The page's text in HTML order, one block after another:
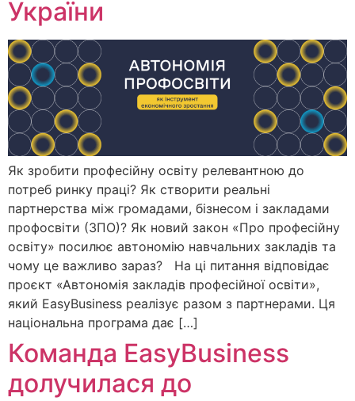
України
Як зробити професійну освіту релевантною до
потреб ринку праці? Як створити реальні
партнерства між громадами, бізнесом і закладами
профосвіти (ЗПО)? Як новий закон «Про професійну
освіту» посилює автономію навчальних закладів та
чому це важливо зараз? На ці питання відповідає
проєкт «Автономія закладів професійної освіти»,
який EasyBusiness реалізує разом з партнерами. Ця
національна програма дає […]
Команда EasyBusiness
долучилася до